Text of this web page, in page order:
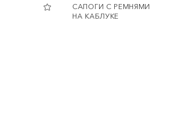
САПОГИ С РЕМНЯМИ
НА КАБЛУКЕ